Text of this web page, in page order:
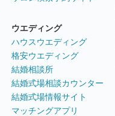
ウエディング
ハウスウエディング
格安ウエディング
結婚相談所
結婚式場相談カウンター
結婚式場情報サイト
マッチングアプリ